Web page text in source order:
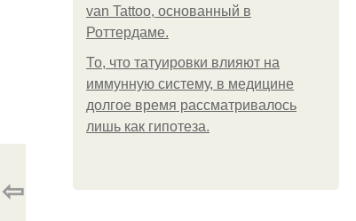
van Tattoo, основанный в
Роттердаме.
То, что татуировки влияют на
иммунную систему, в медицине
долгое время рассматривалось
лишь как гипотеза.
⇦